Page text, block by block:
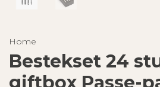
Home
Bestekset 24
giftbox Passe-